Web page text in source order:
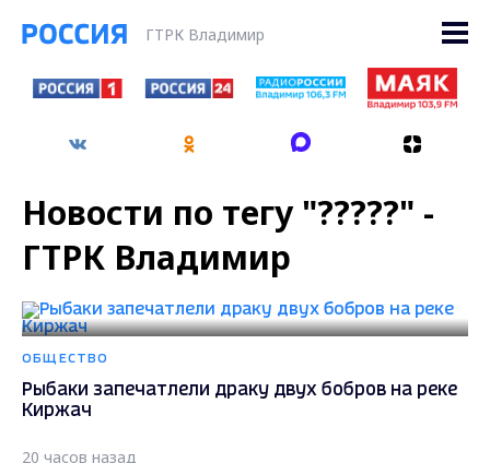
ГТРК Владимир
Новости по тегу "?????" -
ГТРК Владимир
ОБЩЕСТВО
Рыбаки запечатлели драку двух бобров на реке
Киржач
20 часов назад